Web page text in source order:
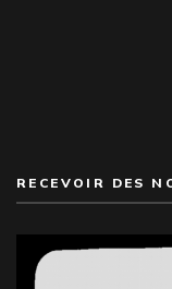
RECEVOIR DES